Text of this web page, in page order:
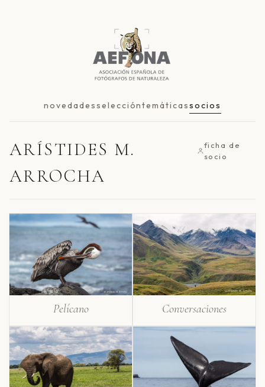
novedadesseleccióntemáticassocios
ARÍSTIDES M.
ARROCHA
ficha de
socio
Pelícano Conversaciones